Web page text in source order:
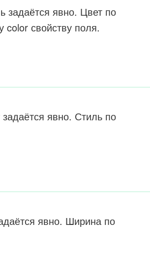
задаётся явно. Цвет по
color свойству поля.
явно. Стиль по
явно. Ширина по